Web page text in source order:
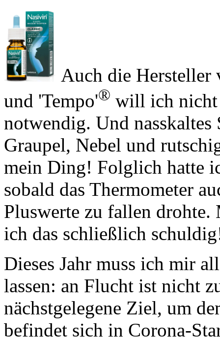
Auch die Hersteller
und 'Tempo'® will ich nicht
notwendig. Und nasskaltes
Graupel, Nebel und
mein Ding! Folglich hatte
sobald das Thermometer
Pluswerte zu fallen
ich das schließlich
Dieses Jahr muss ich mir
lassen: an Flucht ist nicht
nächstgelegene Ziel, um
befindet sich in Corona-